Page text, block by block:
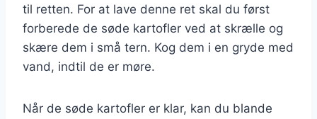
til retten. For at lave denne ret skal du først
forberede de søde kartofler ved at skrælle og
skære dem i små tern. Kog dem i en gryde med
vand, indtil de er møre.
Når de søde kartofler er klar, kan du blande